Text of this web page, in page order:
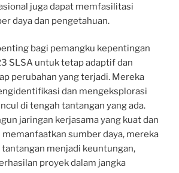
juga dapat memfasilitasi
daya dan pengetahuan.
bagi pemangku kepentingan
SLSA untuk tetap adaptif dan
perubahan yang terjadi. Mereka
dan mengeksplorasi
di tengah tantangan yang ada.
jaringan kerjasama yang kuat dan
sumber daya, mereka
menjadi keuntungan,
proyek dalam jangka